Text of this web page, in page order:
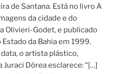
de Santana. Está no livro A
da cidade e do
Olivieri-Godet, e publicado
da Bahia em 1999.
o artista plástico,
Dórea esclarece: “[…]